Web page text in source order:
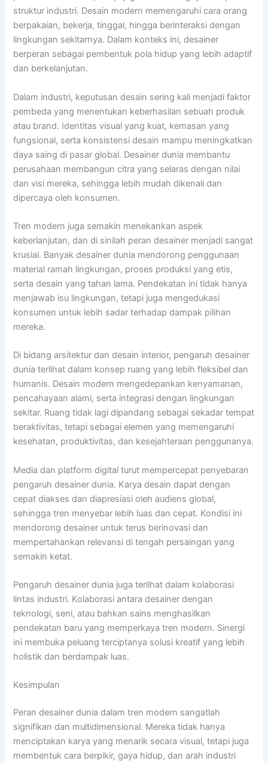
struktur industri. Desain modern memengaruhi cara orang
berpakaian, bekerja, tinggal, hingga berinteraksi dengan
lingkungan sekitarnya. Dalam konteks ini, desainer
berperan sebagai pembentuk pola hidup yang lebih adaptif
dan berkelanjutan.
Dalam industri, keputusan desain sering kali menjadi faktor
pembeda yang menentukan keberhasilan sebuah produk
atau brand. Identitas visual yang kuat, kemasan yang
fungsional, serta konsistensi desain mampu meningkatkan
daya saing di pasar global. Desainer dunia membantu
perusahaan membangun citra yang selaras dengan nilai
dan visi mereka, sehingga lebih mudah dikenali dan
dipercaya oleh konsumen.
Tren modern juga semakin menekankan aspek
keberlanjutan, dan di sinilah peran desainer menjadi sangat
krusial. Banyak desainer dunia mendorong penggunaan
material ramah lingkungan, proses produksi yang etis,
serta desain yang tahan lama. Pendekatan ini tidak hanya
menjawab isu lingkungan, tetapi juga mengedukasi
konsumen untuk lebih sadar terhadap dampak pilihan
mereka.
Di bidang arsitektur dan desain interior, pengaruh desainer
dunia terlihat dalam konsep ruang yang lebih fleksibel dan
humanis. Desain modern mengedepankan kenyamanan,
pencahayaan alami, serta integrasi dengan lingkungan
sekitar. Ruang tidak lagi dipandang sebagai sekadar tempat
beraktivitas, tetapi sebagai elemen yang memengaruhi
kesehatan, produktivitas, dan kesejahteraan penggunanya.
Media dan platform digital turut mempercepat penyebaran
pengaruh desainer dunia. Karya desain dapat dengan
cepat diakses dan diapresiasi oleh audiens global,
sehingga tren menyebar lebih luas dan cepat. Kondisi ini
mendorong desainer untuk terus berinovasi dan
mempertahankan relevansi di tengah persaingan yang
semakin ketat.
Pengaruh desainer dunia juga terlihat dalam kolaborasi
lintas industri. Kolaborasi antara desainer dengan
teknologi, seni, atau bahkan sains menghasilkan
pendekatan baru yang memperkaya tren modern. Sinergi
ini membuka peluang terciptanya solusi kreatif yang lebih
holistik dan berdampak luas.
Kesimpulan
Peran desainer dunia dalam tren modern sangatlah
signifikan dan multidimensional. Mereka tidak hanya
menciptakan karya yang menarik secara visual, tetapi juga
membentuk cara berpikir, gaya hidup, dan arah industri